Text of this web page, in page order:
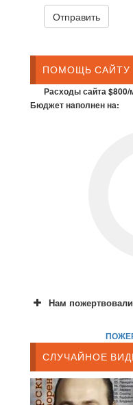
ПОМОЩЬ САЙТУ
Расходы сайта $800/
Бюджет наполнен на:
Нам
СЛУЧАЙНОЕ